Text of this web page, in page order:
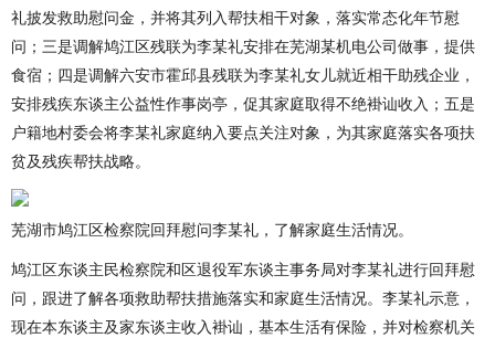
礼披发救助慰问金，并将其列入帮扶相干对象，落实常态化年节慰
问；三是调解鸠江区残联为李某礼安排在芜湖某机电公司做事，提供
食宿；四是调解六安市霍邱县残联为李某礼女儿就近相干助残企业，
安排残疾东谈主公益性作事岗亭，促其家庭取得不绝褂讪收入；五是
户籍地村委会将李某礼家庭纳入要点关注对象，为其家庭落实各项扶
贫及残疾帮扶战略。
芜湖市鸠江区检察院回拜慰问李某礼，了解家庭生活情况。
鸠江区东谈主民检察院和区退役军东谈主事务局对李某礼进行回拜慰
问，跟进了解各项救助帮扶措施落实和家庭生活情况。李某礼示意，
现在本东谈主及家东谈主收入褂讪，基本生活有保险，并对检察机关